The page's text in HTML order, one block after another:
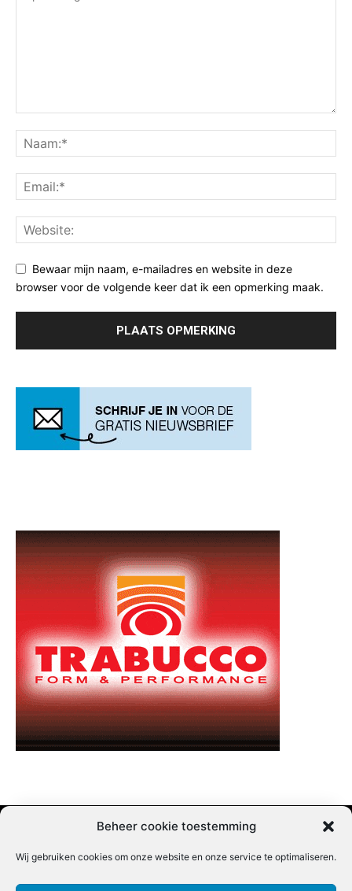
Beheer cookie toestemming
Wij gebruiken cookies om onze website en onze service te optimaliseren.
Bewaar mijn naam, e-mailadres en website in deze
browser voor de volgende keer dat ik een opmerking maak.